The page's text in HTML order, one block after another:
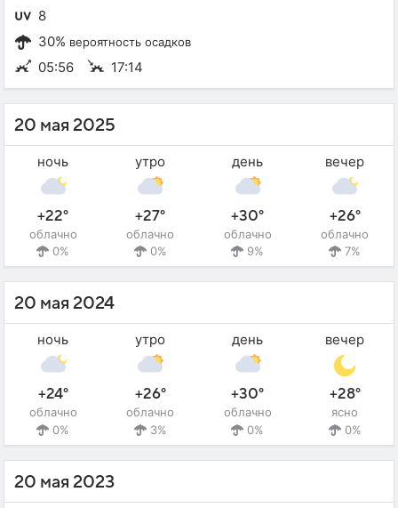
8
30% вероятность осадков
05:56 17:14
20 мая 2025
ночь
+22°
облачно
0%
утро
+27°
облачно
0%
день
+30°
облачно
9%
вечер
+26°
облачно
7%
20 мая 2024
ночь
+24°
облачно
0%
утро
+26°
облачно
3%
день
+30°
облачно
0%
вечер
+28°
ясно
0%
20 мая 2023